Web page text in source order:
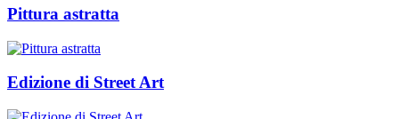
Pittura astratta
Edizione di Street Art